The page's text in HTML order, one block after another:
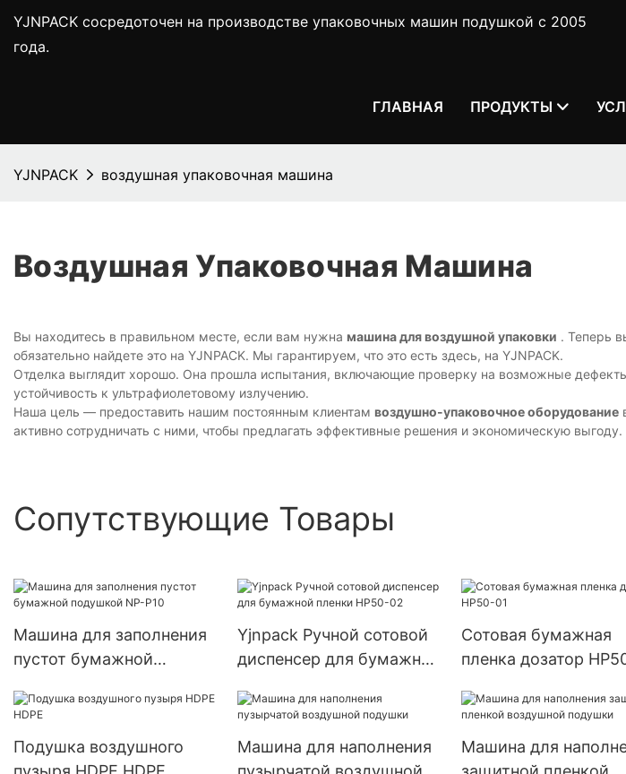
YJNPACK сосредоточен на производстве упаковочных машин подушкой с 2005
года.
ГЛАВНАЯ ПРОДУКТЫ
YJNPACK воздушная упаковочная машина
Воздушная Упаковочная Машина
Вы находитесь в правильном месте, если вам нужна машина для воздушной упаковки . Теперь
обязательно найдете это на YJNPACK. Мы гарантируем, что это есть здесь, на YJNPACK.
Отделка выглядит хорошо. Она прошла испытания, включающие проверку на возможные
устойчивость к ультрафиолетовому излучению.
Наша цель — предоставить нашим постоянным клиентам воздушно-упаковочное оборудование
активно сотрудничать с ними, чтобы предлагать эффективные решения и экономическую выгоду.
Сопутствующие Товары
Машина для заполнения
пустот бумажной
Yjnpack Ручной сотовой
диспенсер для бумажной
Сотовая бумажная
пленка дозатор
Подушка воздушного
Машина для наполнения
Машина для